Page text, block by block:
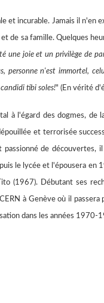
et incurable. Jamais il
de sa famille. Quelques
une joie et un privilège de
personne n'est immortel,
candidi tibi soles!" (En vérité
à l'égard des dogmes, de
et terrorisée
de
le lycée et l'épousera
(1967). Débutant ses
à Genève où il
dans les années 1970-